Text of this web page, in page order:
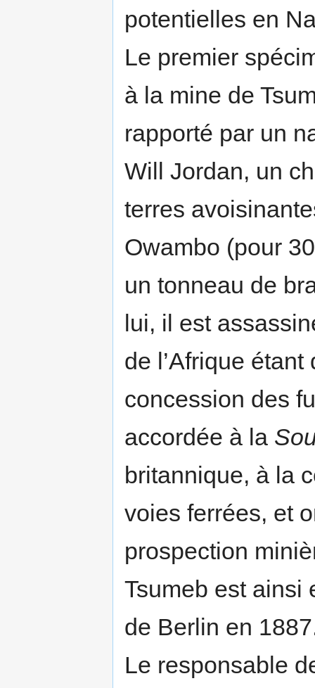
potentielles en
Le premier
à la mine de
rapporté par un
Will Jordan, un
terres
Owambo (pour
un tonneau de
lui, il est
de l’Afrique
concession des
accordée à la
britannique, à la
voies ferrées, et
prospection
Tsumeb est ainsi
de Berlin en
Le responsable